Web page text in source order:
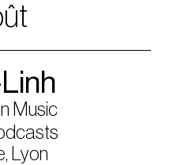
Music
Lyon